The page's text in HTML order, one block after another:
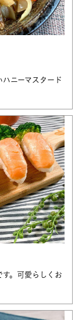
ニーマスタード
。可愛らしくお